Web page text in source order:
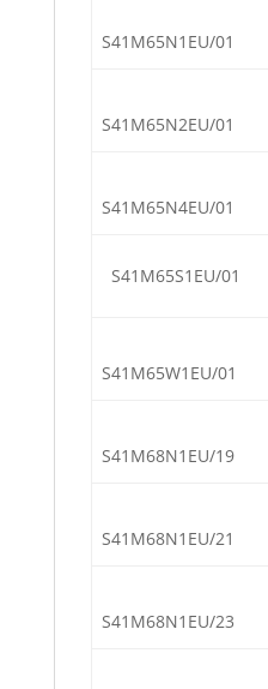
S41M65N1EU/01
S41M65N2EU/01
S41M65N4EU/01
S41M65S1EU/01
S41M65W1EU/01
S41M68N1EU/19
S41M68N1EU/21
S41M68N1EU/23